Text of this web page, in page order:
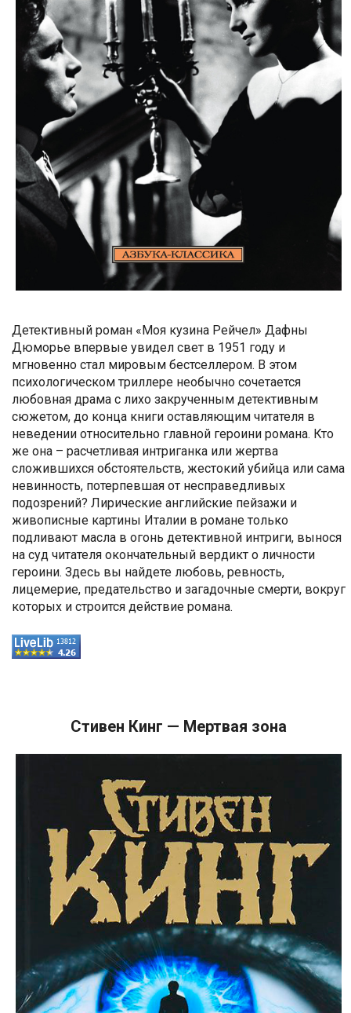
Детективный роман «Моя кузина Рейчел» Дафны
Дюморье впервые увидел свет в 1951 году и
мгновенно стал мировым бестселлером. В этом
психологическом триллере необычно сочетается
любовная драма с лихо закрученным детективным
сюжетом, до конца книги оставляющим читателя в
неведении относительно главной героини романа. Кто
же она – расчетливая интриганка или жертва
сложившихся обстоятельств, жестокий убийца или сама
невинность, потерпевшая от несправедливых
подозрений? Лирические английские пейзажи и
живописные картины Италии в романе только
подливают масла в огонь детективной интриги, вынося
на суд читателя окончательный вердикт о личности
героини. Здесь вы найдете любовь, ревность,
лицемерие, предательство и загадочные смерти, вокруг
которых и строится действие романа.
Стивен Кинг — Мертвая зона